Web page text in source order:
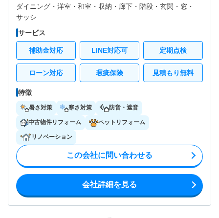
ダイニング・ 洋室・ 和室・ 収納・ 廊下・ 階段・ 玄関・ 窓・
サッシ
サービス
補助金対応 LINE対応可 定期点検
ローン対応 瑕疵保険 見積もり無料
特徴
暑さ対策 寒さ対策 防音・遮音
中古物件リフォーム ペットリフォーム
リノベーション
この会社に問い合わせる
会社詳細を見る